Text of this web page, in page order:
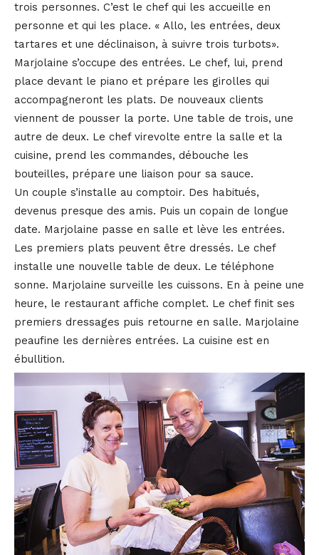
trois personnes. C’est le chef qui les accueille en
personne et qui les place. « Allo, les entrées, deux
tartares et une déclinaison, à suivre trois turbots».
Marjolaine s’occupe des entrées. Le chef, lui, prend
place devant le piano et prépare les girolles qui
accompagneront les plats. De nouveaux clients
viennent de pousser la porte. Une table de trois, une
autre de deux. Le chef virevolte entre la salle et la
cuisine, prend les commandes, débouche les
bouteilles, prépare une liaison pour sa sauce.
Un couple s’installe au comptoir. Des habitués,
devenus presque des amis. Puis un copain de longue
date. Marjolaine passe en salle et lève les entrées.
Les premiers plats peuvent être dressés. Le chef
installe une nouvelle table de deux. Le téléphone
sonne. Marjolaine surveille les cuissons. En à peine une
heure, le restaurant affiche complet. Le chef finit ses
premiers dressages puis retourne en salle. Marjolaine
peaufine les dernières entrées. La cuisine est en
ébullition.